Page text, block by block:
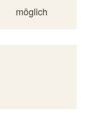
möglich